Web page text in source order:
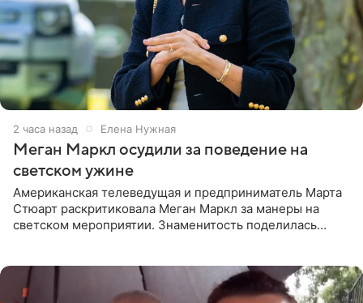
2 часа назад Елена Нужная
Меган Маркл осудили за поведение на
светском ужине
Американская телеведущая и предприниматель Марта
Стюарт раскритиковала Меган Маркл за манеры на
светском мероприятии. Знаменитость поделилась